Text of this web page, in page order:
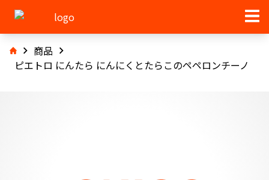
商品
ピエトロ にんたら にんにくとたらこのペペロンチーノ